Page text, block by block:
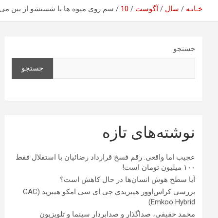
خـانـه سال آگوست 10 سم روی میوه ها با شستشو از بین
جستجو
جستجو
نوشته‌های تازه
عجیب اما واقعی: رقم فسخ قرارداد رضائیان با استقلال فقط
۱۰۰ میلیون تومان است!
آیا سطح هوش انسان‌ها در حال کاهش است؟
بررسی کراس‌اوور هیبریدی جی ای سی امکو هیبرید (GAC
Emkoo Hybrid)
محمد حقیقی، صداگذار و صدابردار سینما و تلویزیون